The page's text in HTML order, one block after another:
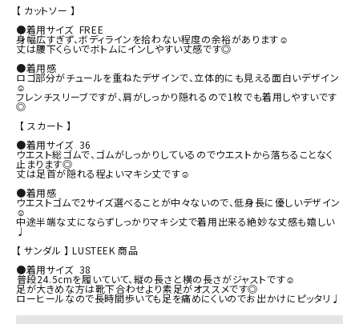
【 カットソー 】
●着用サイズ  FREE
身幅広すぎず、ボディラインを拾わない程度の余裕があります☺︎
丈は腰下くらいでボトムにインしやすい丈感です◎
●着用感
ロゴ部分がチュールを重ねたデザインで、立体的にも見える面白いデザイン
☺︎
フレンチスリーブですが、肩がしっかり隠れるので1枚でも着用しやすいです
◎
⁡ 【 スカート 】
●着用サイズ  36
ウエスト総ゴムで、ゴムがしっかりしているのでウエストから落ちることなく
止まります◎
丈は足首が隠れる程よいマキシ丈です☺︎
●着用感
ウエストゴムで2サイズ選べることが中々ないので、低身長に優しいデザイン
☺︎
中途半端な丈にならずしっかりマキシ丈で着用出来る絶妙な丈感も嬉しい
♩
【 サンダル 】 LUSTEEK 商品
●着用サイズ  38
⁡普段24.5cmを履いていて、縦の長さと横の長さがジャストです☺︎
足が大きめな方は靴下合わせより素足がオススメです◎